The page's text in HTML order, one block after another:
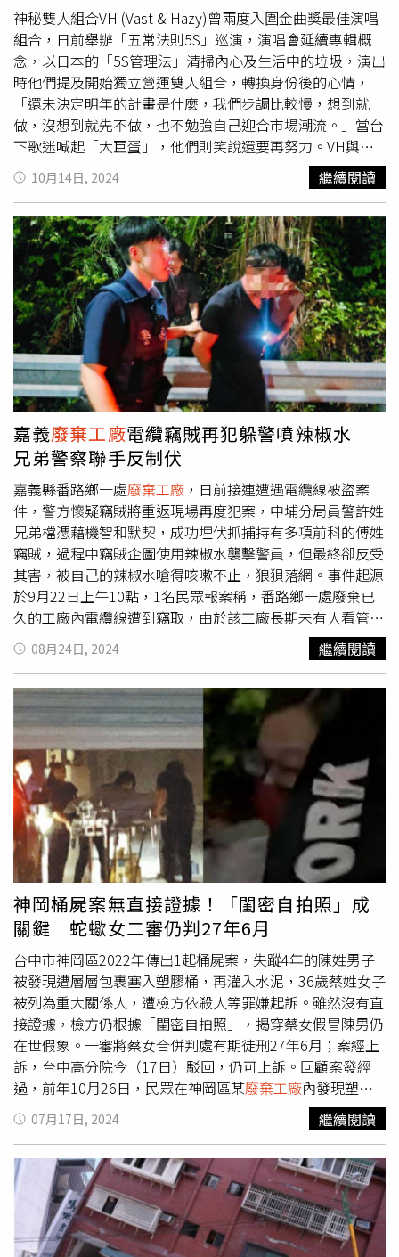
神秘雙人組合VH (Vast & Hazy)曾兩度入圍金曲獎最佳演唱
組合，日前舉辦「五常法則5S」巡演，演唱會延續專輯概
念，以日本的「5S管理法」清掃內心及生活中的垃圾，演出
時他們提及開始獨立營運雙人組合，轉換身份後的心情，
「還未決定明年的計畫是什麼，我們步調比較慢，想到就
做，沒想到就先不做，也不勉強自己迎合市場潮流。」當台
下歌迷喊起「大巨蛋」，他們則笑說還要再努力。VH與歌
迷分享獨立營運的心情。（圖／知間文化提供）此次演唱會
的主舞台設計，則是延伸專輯設計概念，以
廢棄工廠新生的
綠意為發想，打造工廠立柱包裹著綠植的裝置藝術，象徵在
經歷內心的清理後所綻放而生的模樣，主唱咖咖也分享：
「人生裡某階段都會有卡關或瓶頸的時候，希望大家能透過
音樂，一起在生活中找到理性、感性的平衡。」演唱會上
VH除了演唱新歌，更回饋樂迷過去的經典作品，他們也分
享心情，表示距離上一次到 Zepp New Taipei已是兩年多
前，吉他手易祺提到：「還記得當時疫情很嚴重，入場的時
候要實名制，那時真的很不容易。」更自爆：「其實開始前
我們的器材出了點小問題，所以比較晚開始，不過現在一切
都正常了。」感謝歌迷的支持。在演唱〈複寫〉時，咖咖走
下舞台近距離與歌迷互動，笑說：「我沒有很擅長走下舞
台，我很想整個人跳下去，但感覺很恐怖，下次會記得準備
可以繞兩層樓的線！」VH也也感性分享了這幾年的變化，
「身為創作組合，我們的歌會隨著時間、年紀，所經歷的事
而改變，以前比較青春躁動；現在是心平氣和，有很多更深
的體悟，但反而是以更簡單的文字與旋律唱出來。有時候其
實不太敢聽以前的DEMO。」透露下一個作品也許有機會將
過去未曝光的作品翻出來重唱，甚至推出一張不插電專輯。
10月14日, 2024 繼續閱讀
嘉義廢棄工廠電纜竊賊再犯躲警噴辣椒水
兄弟警察聯手反制伏
嘉義縣番路鄉一處廢棄工廠 ，日前接連遭遇電纜線被盜案
件，警方懷疑竊賊將重返現場再度犯案，中埔分局員警許姓
兄弟檔憑藉機智和默契，成功埋伏抓捕持有多項前科的傅姓
竊賊，過程中竊賊企圖使用辣椒水襲擊警員，但最終卻反受
其害，被自己的辣椒水嗆得咳嗽不止，狼狽落網。事件起源
於9月22日上午10點，1名民眾報案稱，番路鄉一處廢棄已
久的工廠內電纜線遭到竊取，由於該工廠長期未有人看管，
成為了不法分子的目標，警方在調閱現場監視器後，成功鎖
定1輛可疑車輛，並研判嫌犯很有可能會回到現場再度犯
案。9月23日晚間10點左右，中埔分局番路派出所員警許哲
彰在巡邏時，意外發現該嫌疑車輛再次出現在案發地點附
近，許哲彰當即向線上警力呼叫支援，而在分局擔任偵查佐
的哥哥許峻銘恰巧正在備勤，馬上趕往支援。當警方準備上
前圍捕時，早已身負多項前科的傅姓嫌犯試圖拒捕，甚至掏
出隨身攜帶的辣椒水，朝著警員噴灑，試圖趁亂逃脫，然而
許哲彰機敏躲避，未被辣椒水擊中，而許峻銘則趁機將傅嫌
反鎖在1間儲藏室內，竊賊不僅沒能成功逃脫，反而被自己
噴出的辣椒水嗆到不停咳嗽，顯得痛苦不堪。最終，許氏兄
弟憑藉默契與果斷合力將嫌犯制伏，中埔警方目前正在進一
步調查傅姓嫌犯是否涉及其他電纜線竊案，全案依《加重竊
盜罪》及《妨害公務罪》將傅嫌移送嘉義地檢署偵辦，警方
將持續加強巡邏，以確保公共財物安全不再受到侵害。
08月24日, 2024 繼續閱讀
神岡桶屍案無直接證據！「閨密自拍照」成
關鍵 蛇蠍女二審仍判27年6月
台中市神岡區2022年傳出1起桶屍案，失蹤4年的陳姓男子
被發現遭層層包裹塞入塑膠桶，再灌入水泥，36歲蔡姓女子
被列為重大關係人，遭檢方依殺人等罪嫌起訴。雖然沒有直
接證據，檢方仍根據「閨密自拍照」，揭穿蔡女假冒陳男仍
在世假象。一審將蔡女合併判處有期徒刑27年6月；案經上
訴，台中高分院今（17日）駁回，仍可上訴。回顧案發經
過，前年10月26日，民眾在神岡區某廢棄工廠內發現塑膠
水桶，赫見1具男屍遭綑綁裝袋，再塞進桶中灌入水泥，震
驚社會。警方查出，死者是失蹤4年的陳男，廠房承租人則
是死者生前的女友蔡女，2人於2009年3月一起過夜後，陳
男便人間蒸發；蔡女辯稱當天早上自行離去，對陳男下落完
全不知情。據了解，蔡女是酒店小姐，與陳男有債務糾紛，
她曾於男方消失後使用其手機傳訊息給家屬，營造陳男還在
世的假象，且裝屍體的塑膠桶、水泥攪拌器等工具都是蔡女
07月17日, 2024 繼續閱讀